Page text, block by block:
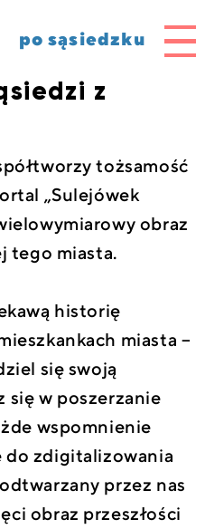
po sąsiedzku
z
tożsamość
„Sulejówek
obraz
tego miasta.
historię
miasta –
się swoją
się w poszerzanie
wspomnienie
zdigitalizowania
przez nas
obraz przeszłości